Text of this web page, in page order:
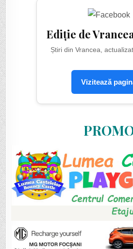
Ediție de
Știri din Vrancea,
Vizitează